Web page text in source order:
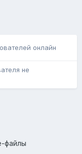
онлайн
не
файлы